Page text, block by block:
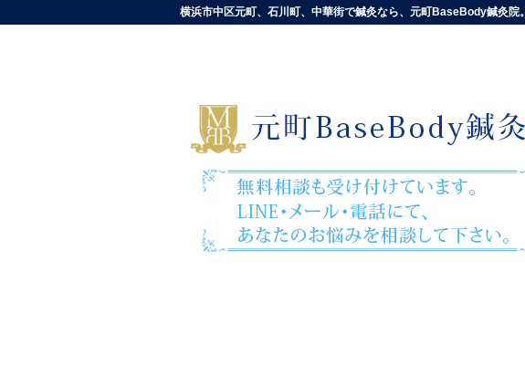
横浜市中区元町、石川町、中華街で鍼灸なら、元町BaseBody鍼灸院。